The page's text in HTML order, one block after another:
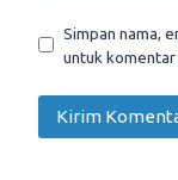
Simpan nama,
untuk